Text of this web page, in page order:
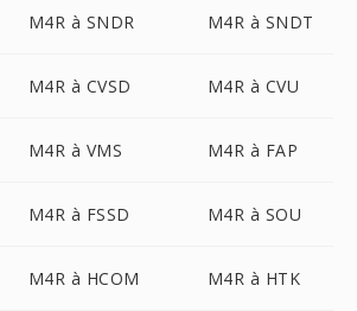
M4R à SNDR M4R à SNDT
M4R à CVSD M4R à CVU
M4R à VMS M4R à FAP
M4R à FSSD M4R à SOU
M4R à HCOM M4R à HTK